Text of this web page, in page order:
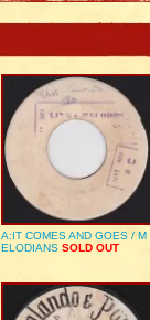
A:IT COMES AND GOES / M
ELODIANS SOLD OUT